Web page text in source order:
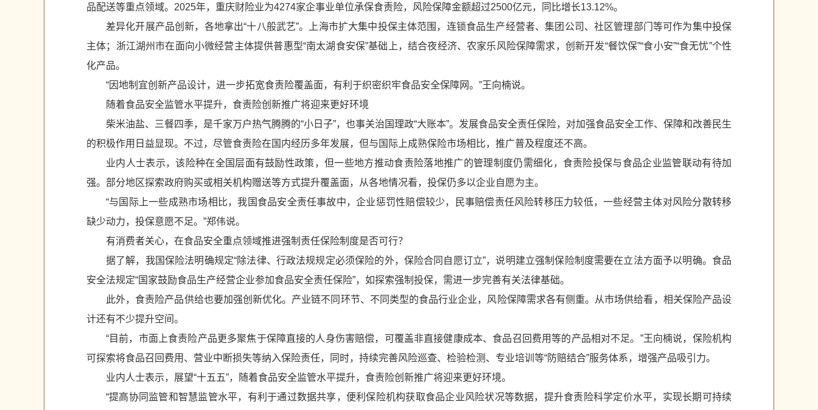
品配送等重点领域。2025年，重庆财险业为4274家企事业单位承保食责险，风险保障金额超过2500亿元，同比增长13.12%。
差异化开展产品创新，各地拿出“十八般武艺”。上海市扩大集中投保主体范围，连锁食品生产经营者、集团公司、社区管理部门等可作为集中投保
主体；浙江湖州市在面向小微经营主体提供普惠型“南太湖食安保”基础上，结合夜经济、农家乐风险保障需求，创新开发“餐饮保”“食小安”“食无忧”个性
化产品。
“因地制宜创新产品设计，进一步拓宽食责险覆盖面，有利于织密织牢食品安全保障网。”王向楠说。
随着食品安全监管水平提升，食责险创新推广将迎来更好环境
柴米油盐、三餐四季，是千家万户热气腾腾的“小日子”，也事关治国理政“大账本”。发展食品安全责任保险，对加强食品安全工作、保障和改善民生
的积极作用日益显现。不过，尽管食责险在国内经历多年发展，但与国际上成熟保险市场相比，推广普及程度还不高。
业内人士表示，该险种在全国层面有鼓励性政策，但一些地方推动食责险落地推广的管理制度仍需细化，食责险投保与食品企业监管联动有待加
强。部分地区探索政府购买或相关机构赠送等方式提升覆盖面，从各地情况看，投保仍多以企业自愿为主。
“与国际上一些成熟市场相比，我国食品安全责任事故中，企业惩罚性赔偿较少，民事赔偿责任风险转移压力较低，一些经营主体对风险分散转移
缺少动力，投保意愿不足。”郑伟说。
有消费者关心，在食品安全重点领域推进强制责任保险制度是否可行？
据了解，我国保险法明确规定“除法律、行政法规规定必须保险的外，保险合同自愿订立”，说明建立强制保险制度需要在立法方面予以明确。食品
安全法规定“国家鼓励食品生产经营企业参加食品安全责任保险”，如探索强制投保，需进一步完善有关法律基础。
此外，食责险产品供给也要加强创新优化。产业链不同环节、不同类型的食品行业企业，风险保障需求各有侧重。从市场供给看，相关保险产品设
计还有不少提升空间。
“目前，市面上食责险产品更多聚焦于保障直接的人身伤害赔偿，可覆盖非直接健康成本、食品召回费用等的产品相对不足。”王向楠说，保险机构
可探索将食品召回费用、营业中断损失等纳入保险责任，同时，持续完善风险巡查、检验检测、专业培训等“防赔结合”服务体系，增强产品吸引力。
业内人士表示，展望“十五五”，随着食品安全监管水平提升，食责险创新推广将迎来更好环境。
“提高协同监管和智慧监管水平，有利于通过数据共享，便利保险机构获取食品企业风险状况等数据，提升食责险科学定价水平，实现长期可持续